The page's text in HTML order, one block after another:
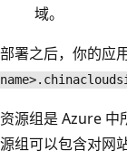
域。
部署之后，你的应
资源组是 Azure 中
源组可以包含对网